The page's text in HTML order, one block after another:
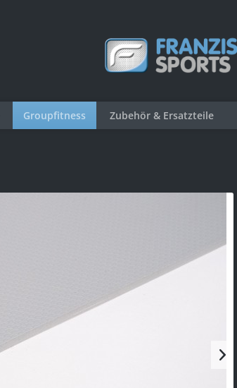
Groupfitness Zubehör & Ersatzteile